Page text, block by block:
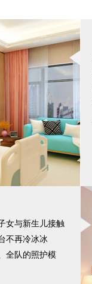
女与新生儿接触
不再冷冰冰
全队的照护模